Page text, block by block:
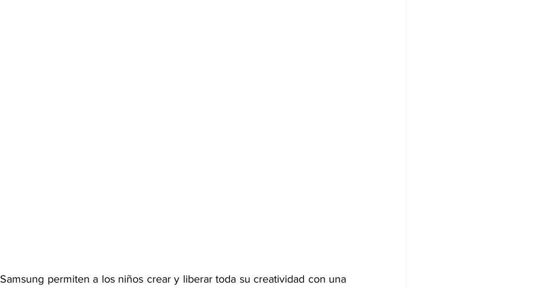
permiten a los niños crear y liberar toda su creatividad con una